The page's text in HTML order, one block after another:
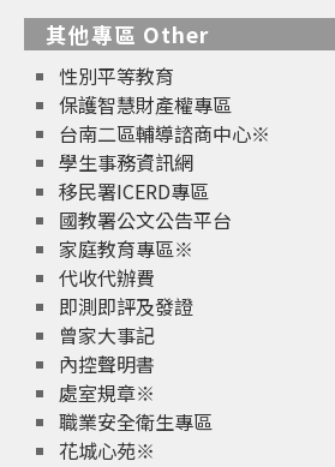
其他專區 Other
性別平等教育
保護智慧財產權專區
台南二區輔導諮商中心※
學生事務資訊網
移民署ICERD專區
國教署公文公告平台
家庭教育專區※
代收代辦費
即測即評及發證
曾家大事記
內控聲明書
處室規章※
職業安全衛生專區
花城心苑※